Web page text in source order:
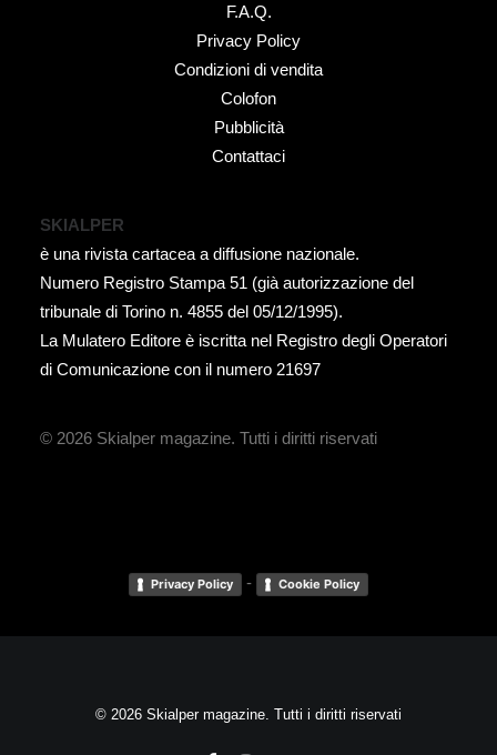
F.A.Q.
Privacy Policy
Condizioni di vendita
Colofon
Pubblicità
Contattaci
SKIALPER
è una rivista cartacea a diffusione nazionale.
Numero Registro Stampa 51 (già autorizzazione del
tribunale di Torino n. 4855 del 05/12/1995).
La Mulatero Editore è iscritta nel Registro degli Operatori
di Comunicazione con il numero 21697
© 2026 Skialper magazine. Tutti i diritti riservati
Privacy Policy - Cookie Policy
© 2026 Skialper magazine. Tutti i diritti riservati